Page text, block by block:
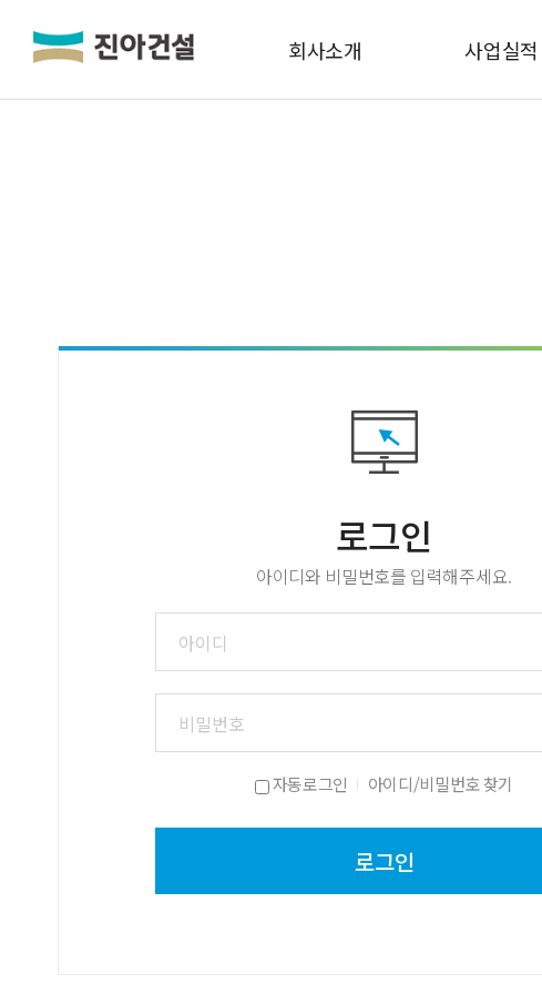
회사소개 사업실적
LOGIN
회사소개
로그인
아이디와 비밀번호를 입력해주세요.
자동로그인 아이디/비밀번호 찾기
로그인